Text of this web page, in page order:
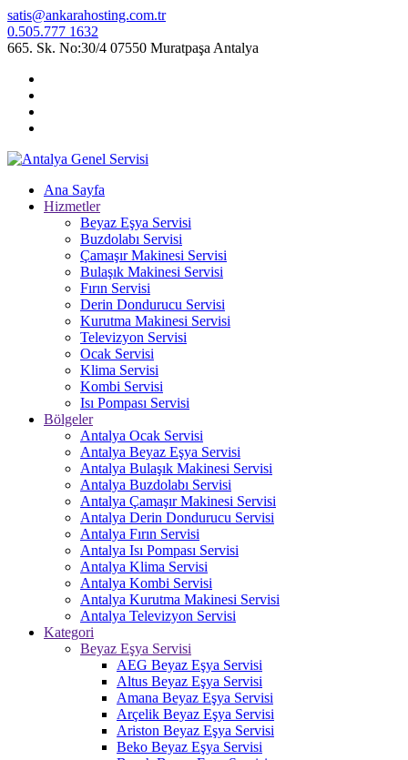
satis@ankarahosting.com.tr
0.505.777 1632
665. Sk. No:30/4 07550 Muratpaşa Antalya
Ana Sayfa
Hizmetler
Beyaz Eşya Servisi
Buzdolabı Servisi
Çamaşır Makinesi Servisi
Bulaşık Makinesi Servisi
Fırın Servisi
Derin Dondurucu Servisi
Kurutma Makinesi Servisi
Televizyon Servisi
Ocak Servisi
Klima Servisi
Kombi Servisi
Isı Pompası Servisi
Bölgeler
Antalya Ocak Servisi
Antalya Beyaz Eşya Servisi
Antalya Bulaşık Makinesi Servisi
Antalya Buzdolabı Servisi
Antalya Çamaşır Makinesi Servisi
Antalya Derin Dondurucu Servisi
Antalya Fırın Servisi
Antalya Isı Pompası Servisi
Antalya Klima Servisi
Antalya Kombi Servisi
Antalya Kurutma Makinesi Servisi
Antalya Televizyon Servisi
Kategori
Beyaz Eşya Servisi
AEG Beyaz Eşya Servisi
Altus Beyaz Eşya Servisi
Amana Beyaz Eşya Servisi
Arçelik Beyaz Eşya Servisi
Ariston Beyaz Eşya Servisi
Beko Beyaz Eşya Servisi